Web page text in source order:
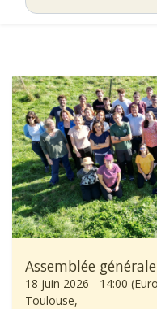
Assemblée
18 juin 2026 - 14:00 (
Toulouse,